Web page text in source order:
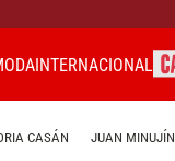
INTERNACIONAL
CASÁN JUAN MINUJÍN